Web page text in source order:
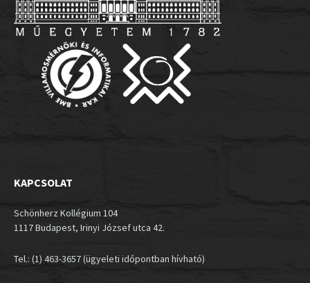
KAPCSOLAT
Schönherz Kollégium 104
1117 Budapest, Irinyi József utca 42.
Tel.: (1) 463-3657 (ügyeleti időpontban hívható)